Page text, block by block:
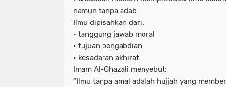
namun tanpa adab.
Ilmu dipisahkan dari:
• tanggung jawab moral
• tujuan pengabdian
• kesadaran akhirat
Imam Al-Ghazali menyebut:
“Ilmu tanpa amal adalah hujjah yang